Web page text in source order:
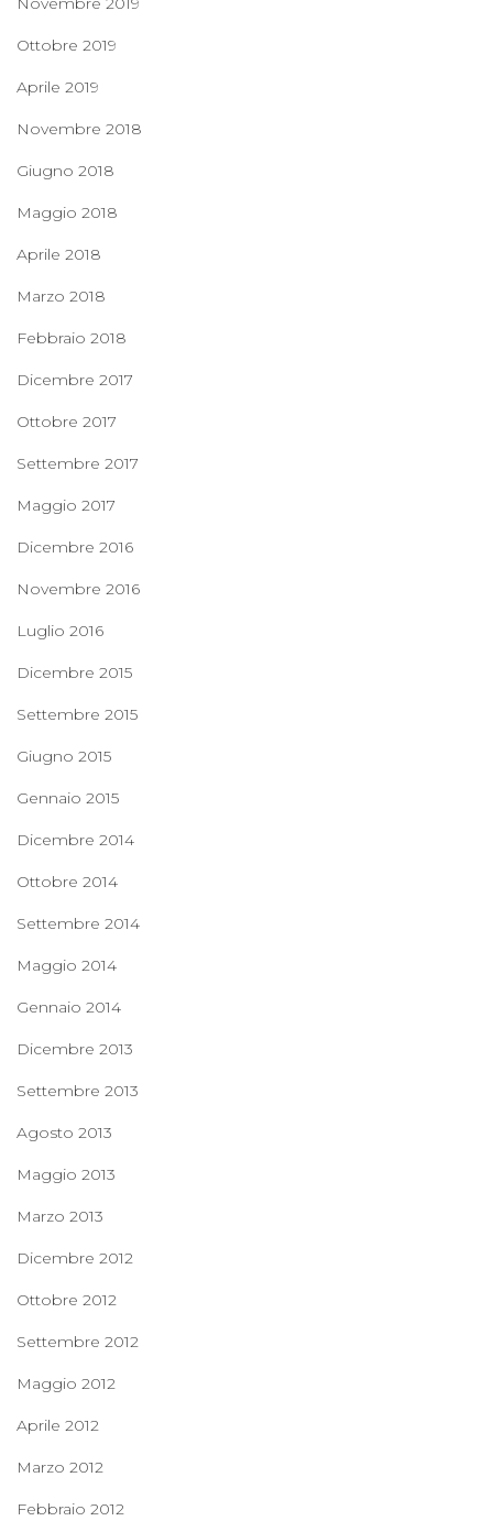
Ottobre 2019
Aprile 2019
Novembre 2018
Giugno 2018
Maggio 2018
Aprile 2018
Marzo 2018
Febbraio 2018
Dicembre 2017
Ottobre 2017
Settembre 2017
Maggio 2017
Dicembre 2016
Novembre 2016
Luglio 2016
Dicembre 2015
Settembre 2015
Giugno 2015
Gennaio 2015
Dicembre 2014
Ottobre 2014
Settembre 2014
Maggio 2014
Gennaio 2014
Dicembre 2013
Settembre 2013
Agosto 2013
Maggio 2013
Marzo 2013
Dicembre 2012
Ottobre 2012
Settembre 2012
Maggio 2012
Aprile 2012
Marzo 2012
Febbraio 2012